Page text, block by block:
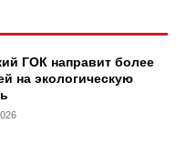
ГОК направит более
на экологическую